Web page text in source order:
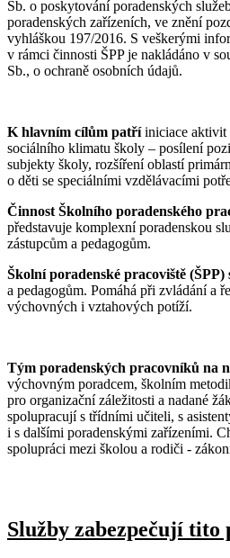
Sb. o poskytování poradenských
poradenských zařízeních, ve znění
vyhláškou 197/2016. S veškerými
v rámci činnosti ŠPP je nakládáno v
Sb., o ochraně osobních údajů.
K hlavním cílům patříiniciace aktivit
sociálního klimatu školy – posílení
subjekty školy, rozšíření oblastí
o děti se speciálními vzdělávacími
Činnost Školního poradenského
představuje komplexní poradenskou
zástupcům a pedagogům.
Školní poradenské pracoviště (ŠPP)
a pedagogům. Pomáhá při zvládání a
výchovných i vztahových potíží.
Tým poradenských pracovníků na
výchovným poradcem, školním
pro organizační záležitosti a nadané
spolupracují s třídními učiteli, s
i s dalšími poradenskými zařízeními.
spolupráci mezi školou a rodiči -
Služby zabezpečují tito